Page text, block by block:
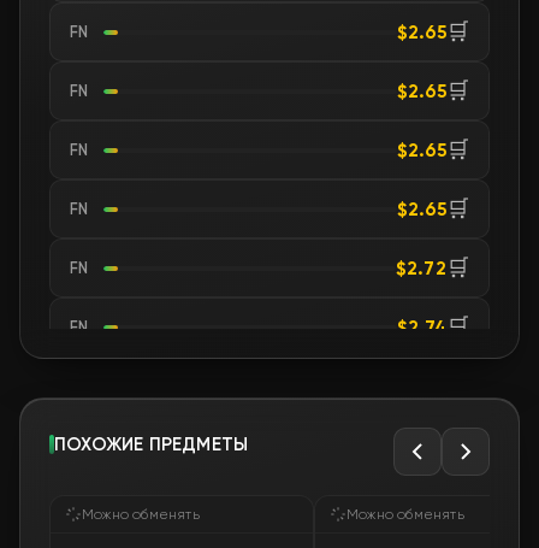
FN $2.65🛒
FN $2.65🛒
FN $2.65🛒
FN $2.65🛒
FN $2.72 🛒
FN $2.74 🛒
FN $2.74 🛒
FN $2.76
ПОХОЖИЕ ПРЕДМЕТЫ
Можно обменять Можно обменять